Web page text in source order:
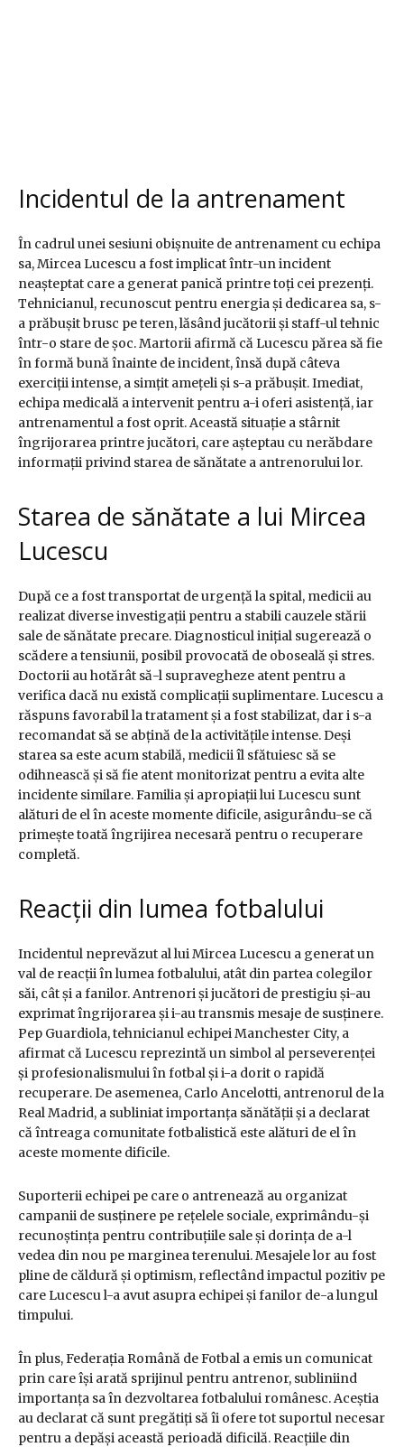
Incidentul de la antrenament
În cadrul unei sesiuni obișnuite de antrenament cu echipa
sa, Mircea Lucescu a fost implicat într-un incident
neașteptat care a generat panică printre toți cei prezenți.
Tehnicianul, recunoscut pentru energia și dedicarea sa, s-
a prăbușit brusc pe teren, lăsând jucătorii și staff-ul tehnic
într-o stare de șoc. Martorii afirmă că Lucescu părea să fie
în formă bună înainte de incident, însă după câteva
exerciții intense, a simțit amețeli și s-a prăbușit. Imediat,
echipa medicală a intervenit pentru a-i oferi asistență, iar
antrenamentul a fost oprit. Această situație a stârnit
îngrijorarea printre jucători, care așteptau cu nerăbdare
informații privind starea de sănătate a antrenorului lor.
Starea de sănătate a lui Mircea
Lucescu
După ce a fost transportat de urgență la spital, medicii au
realizat diverse investigații pentru a stabili cauzele stării
sale de sănătate precare. Diagnosticul inițial sugerează o
scădere a tensiunii, posibil provocată de oboseală și stres.
Doctorii au hotărât să-l supravegheze atent pentru a
verifica dacă nu există complicații suplimentare. Lucescu a
răspuns favorabil la tratament și a fost stabilizat, dar i s-a
recomandat să se abțină de la activitățile intense. Deși
starea sa este acum stabilă, medicii îl sfătuiesc să se
odihnească și să fie atent monitorizat pentru a evita alte
incidente similare. Familia și apropiații lui Lucescu sunt
alături de el în aceste momente dificile, asigurându-se că
primește toată îngrijirea necesară pentru o recuperare
completă.
Reacții din lumea fotbalului
Incidentul neprevăzut al lui Mircea Lucescu a generat un
val de reacții în lumea fotbalului, atât din partea colegilor
săi, cât și a fanilor. Antrenori și jucători de prestigiu și-au
exprimat îngrijorarea și i-au transmis mesaje de susținere.
Pep Guardiola, tehnicianul echipei Manchester City, a
afirmat că Lucescu reprezintă un simbol al perseverenței
și profesionalismului în fotbal și i-a dorit o rapidă
recuperare. De asemenea, Carlo Ancelotti, antrenorul de la
Real Madrid, a subliniat importanța sănătății și a declarat
că întreaga comunitate fotbalistică este alături de el în
aceste momente dificile.
Suporterii echipei pe care o antrenează au organizat
campanii de susținere pe rețelele sociale, exprimându-și
recunoștința pentru contribuțiile sale și dorința de a-l
vedea din nou pe marginea terenului. Mesajele lor au fost
pline de căldură și optimism, reflectând impactul pozitiv pe
care Lucescu l-a avut asupra echipei și fanilor de-a lungul
timpului.
În plus, Federația Română de Fotbal a emis un comunicat
prin care își arată sprijinul pentru antrenor, subliniind
importanța sa în dezvoltarea fotbalului românesc. Aceștia
au declarat că sunt pregătiți să îi ofere tot suportul necesar
pentru a depăși această perioadă dificilă. Reacțiile din